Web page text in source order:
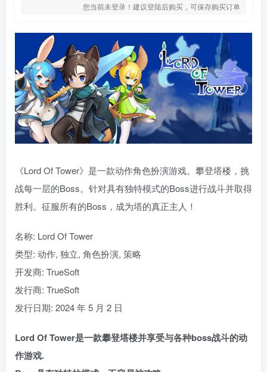
立即购买
您当前未登录！建议登陆后购买，可保存购买订单
《Lord Of Tower》是一款动作角色扮演游戏。攀登塔楼，挑
战每一层的Boss。针对具有独特模式的Boss进行战斗并取得
胜利。征服所有的Boss，成为塔的真正主人！
名称: Lord Of Tower
类型: 动作, 独立, 角色扮演, 策略
开发商: TrueSoft
发行商: TrueSoft
发行日期: 2024 年 5 月 2 日
Lord Of Tower是一款攀登塔楼并享受与各种boss战斗的动